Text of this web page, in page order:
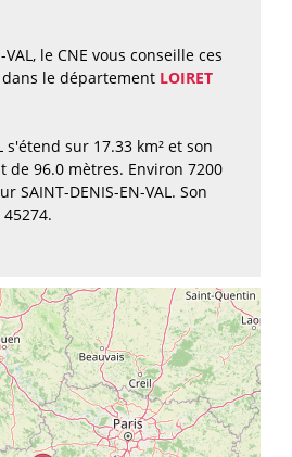
VAL, le CNE vous conseille ces
le département LOIRET
s'étend sur 17.33 km² et son
de 96.0 mètres. Environ 7200
SAINT-DENIS-EN-VAL. Son